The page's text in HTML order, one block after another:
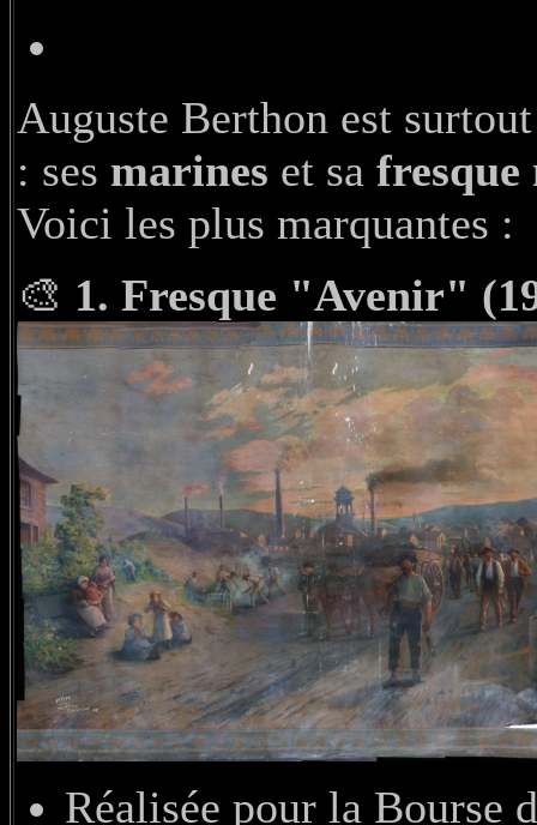
Auguste Berthon est
: ses marines et sa fresque
Voici les plus marquantes :
🎨 1. Fresque "Avenir"
Réalisée pour la Bourse